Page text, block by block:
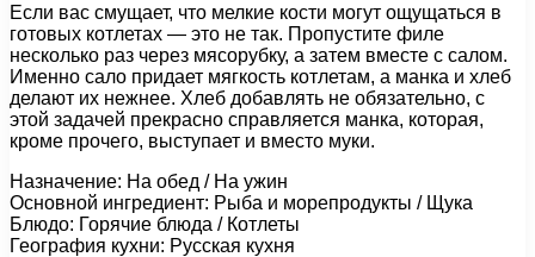
Если вас смущает, что мелкие кости могут ощущаться в
готовых котлетах — это не так. Пропустите филе
несколько раз через мясорубку, а затем вместе с салом.
Именно сало придает мягкость котлетам, а манка и хлеб
делают их нежнее. Хлеб добавлять не обязательно, с
этой задачей прекрасно справляется манка, которая,
кроме прочего, выступает и вместо муки.
Назначение: На обед / На ужин
Основной ингредиент: Рыба и морепродукты / Щука
Блюдо: Горячие блюда / Котлеты
География кухни: Русская кухня